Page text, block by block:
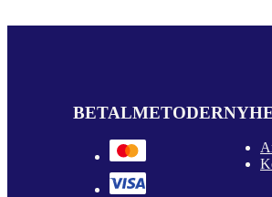
BETALMETODER